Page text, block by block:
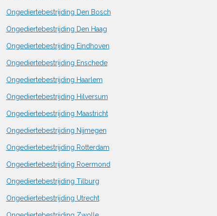
Ongediertebestrijding Den Bosch
Ongediertebestrijding Den Haag
Ongediertebestrijding Eindhoven
Ongediertebestrijding Enschede
Ongediertebestrijding Haarlem
Ongediertebestrijding Hilversum
Ongediertebestrijding Maastricht
Ongediertebestrijding Nijmegen
Ongediertebestrijding Rotterdam
Ongediertebestrijding Roermond
Ongediertebestrijding Tilburg
Ongediertebestrijding Utrecht